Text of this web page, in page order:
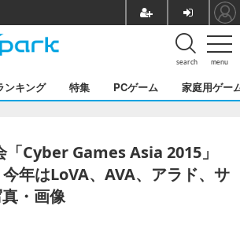
menu
search
ンキング 特集 PCゲーム 家庭用ゲー
Cyber Games Asia 2015」
年はLoVA、AVA、アラド、サ
・画像